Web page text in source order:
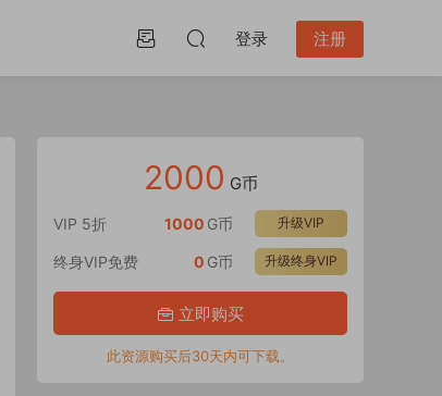
登录 注册
2000 G币
VIP 5折 升级VIP
1000 G币
终身VIP免费 升级终身VIP
0 G币
立即购买
此资源购买后30天内可下载。